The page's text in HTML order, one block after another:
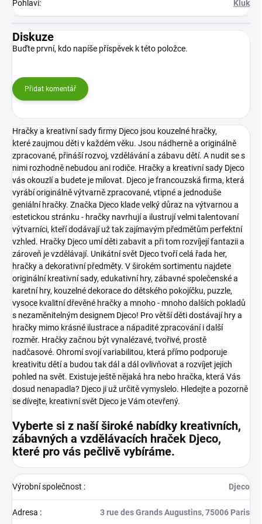
Pohlaví: Kluk
Diskuze
Buďte první, kdo napíše příspěvek k této položce.
Přidat komentář
Hračky a kreativní sady firmy Djeco jsou kouzelné hračky,
které zaujmou děti v každém věku. Jsou nádherně a originálně
zpracované, přináší rozvoj, vzdělávání a zábavu dětí. A nudit se s
nimi rozhodně nebudou ani rodiče. Hračky a kreativní sady Djeco
vás okouzlí a budete je milovat. Djeco je francouzská firma, která
vyrábí originálně výtvarně zpracované, vtipné a jednoduše
geniální hračky. Značka Djeco klade velký důraz na výtvarnou a
estetickou stránku - hračky navrhují a ilustrují velmi talentovaní
výtvarníci, kteří dodávají už tak zajímavým předmětům perfektní
vzhled. Hračky Djeco umí děti zabavit a při tom rozvíjejí fantazii a
zároveň je vzdělávají. Unikátní svět Djeco tvoří celá řada her,
hračky a dekorativní předměty. V širokém sortimentu najdete
originální kreativní sady, edukativní hry, zábavné společenské a
karetní hry, kouzelné dekorace do dětského pokojíčku, puzzle,
vysoce kvalitní dřevěné hračky a mnoho - mnoho dalších pokladů
s nezaměnitelným designem Djeco! Pro větší děti dostávají hry a
hračky mimo krásné ilustrace a nápadité zpracování i další
rozměr. Hračky začnou být vynalézavé, tvořivé, prostě
nadčasové. Ohromí svojí variabilitou, která přímo podporuje
kreativitu dětí a budou tak dál a dál ovlivňovat a rozvíjet jejich
pohled na svět. Existuje ještě nějaká hra nebo hračka, která Vás
dosud nenapadla? Djeco ji už určitě vymyslelo. Hledejte a pozorně
se dívejte, kreativní svět Djeco je Vám otevřený.
Vyberte si z naší široké nabídky kreativních,
zábavných a vzdělávacích hraček Djeco,
které pro vás pečlivě vybíráme.
Výrobní společnost : Djeco
Adresa : 3 rue des Grands Augustins, 75006 Paris